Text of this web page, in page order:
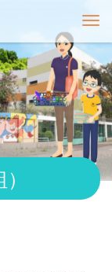
T
o
g
g
l
e
n
v
g